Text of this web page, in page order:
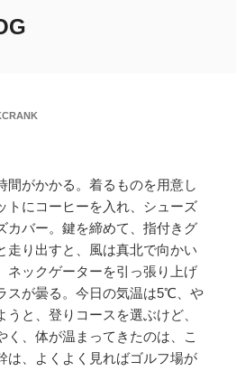
間がかかる。着るものを用意し
トにコーヒーを入れ、シューズ
カバー。鍵を締めて、指付きグ
走り出すと、風は真北で向かい
ネックゲーターを引っ張り上げ
スが曇る。今日の気温は5℃、や
と、登りコースを選ぶけど、
く、体が温まってきたのは、こ
は、よくよく見ればゴルフ場が